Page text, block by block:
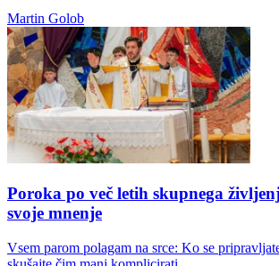
Martin Golob
Poroka po več letih skupnega
svoje mnenje
Vsem parom polagam na srce: Ko se